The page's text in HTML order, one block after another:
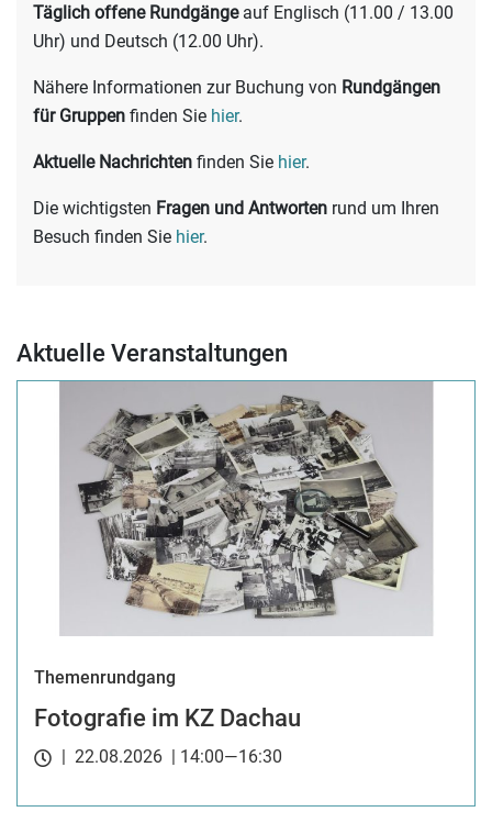
Täglich offene Rundgängeauf Englisch (11.00 / 13.00
Uhr) und Deutsch (12.00 Uhr).
Nähere Informationen zur Buchung von Rundgängen
für Gruppen finden Sie hier.
Aktuelle Nachrichten finden Sie hier.
Die wichtigsten Fragen und Antworten rund um Ihren
Besuch finden Sie hier.
Aktuelle Veranstaltungen
Themenrundgang
Fotografie im KZ Dachau
| 22.08.2026 | 14:00—16:30